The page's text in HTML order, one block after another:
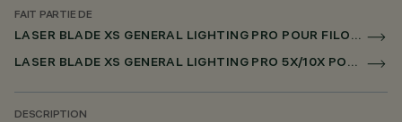
FAIT PARTIE DE
LASER BLADE XS GENERAL LIGHTING PRO POUR FILORAIL
LASER BLADE XS GENERAL LIGHTING PRO 5X/10X POUR FILORAIL DALI POWERLINE
DESCRIPTION